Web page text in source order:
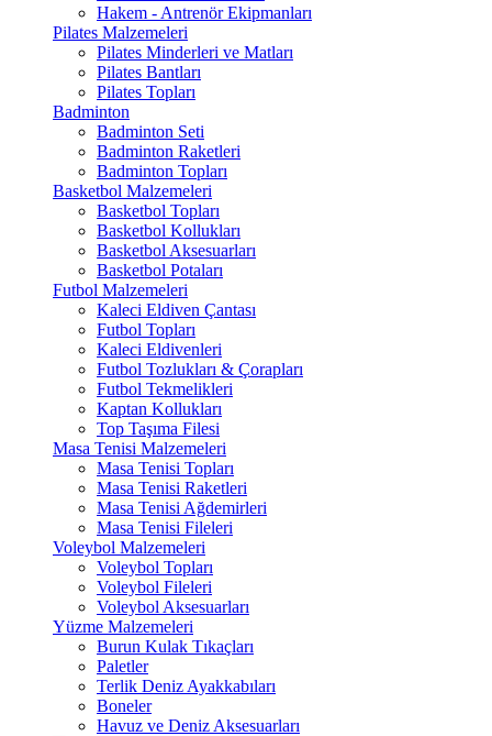
Hakem - Antrenör Ekipmanları
Pilates Malzemeleri
Pilates Minderleri ve Matları
Pilates Bantları
Pilates Topları
Badminton
Badminton Seti
Badminton Raketleri
Badminton Topları
Basketbol Malzemeleri
Basketbol Topları
Basketbol Kollukları
Basketbol Aksesuarları
Basketbol Potaları
Futbol Malzemeleri
Kaleci Eldiven Çantası
Futbol Topları
Kaleci Eldivenleri
Futbol Tozlukları & Çorapları
Futbol Tekmelikleri
Kaptan Kollukları
Top Taşıma Filesi
Masa Tenisi Malzemeleri
Masa Tenisi Topları
Masa Tenisi Raketleri
Masa Tenisi Ağdemirleri
Masa Tenisi Fileleri
Voleybol Malzemeleri
Voleybol Topları
Voleybol Fileleri
Voleybol Aksesuarları
Yüzme Malzemeleri
Burun Kulak Tıkaçları
Paletler
Terlik Deniz Ayakkabıları
Boneler
Havuz ve Deniz Aksesuarları